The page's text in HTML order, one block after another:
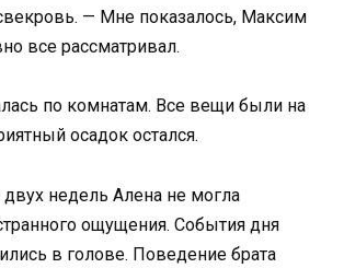
— Мне показалось, Максим
все рассматривал.
по комнатам. Все вещи были на
осадок остался.
недель Алена не могла
ощущения. События дня
в голове. Поведение брата